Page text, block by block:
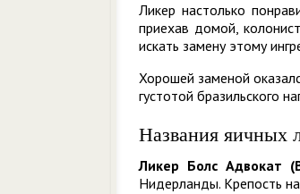
Ликер настолько
приехав домой,
искать замену этому
Хорошей заменой
густотой бразильского
Названия яичных
Ликер Болс Адвокат
Нидерланды. Крепость